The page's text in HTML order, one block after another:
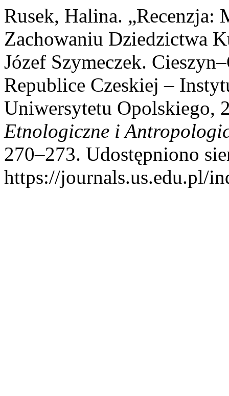
Rusek, Halina. „Recenzja:
Zachowaniu Dziedzictwa
Józef Szymeczek.
Republice Czeskiej –
Uniwersytetu Opolskiego,
Etnologiczne i
270–273. Udostępniono
https://journals.us.edu.pl/